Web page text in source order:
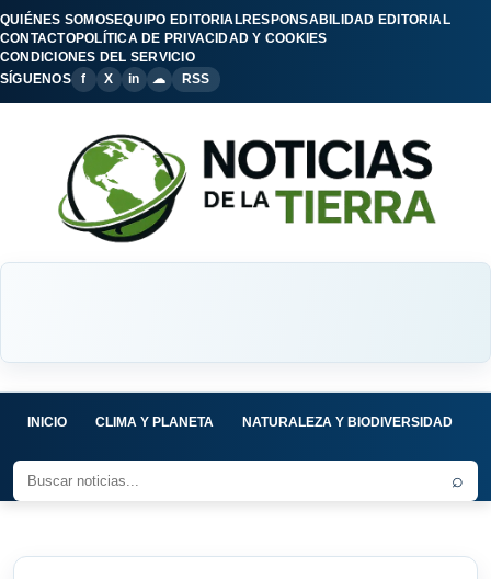
QUIÉNES SOMOSEQUIPO EDITORIALRESPONSABILIDAD EDITORIAL
CONTACTOPOLÍTICA DE PRIVACIDAD Y COOKIES
CONDICIONES DEL SERVICIO
SÍGUENOS
f X in ☁ RSS
INICIO CLIMA Y PLANETA NATURALEZA Y BIODIVERSIDAD
⌕